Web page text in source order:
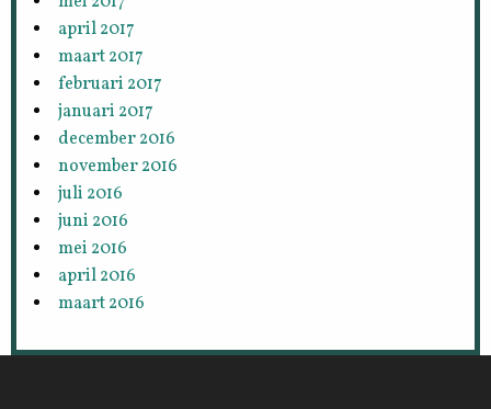
april 2017
maart 2017
februari 2017
januari 2017
december 2016
november 2016
juli 2016
juni 2016
mei 2016
april 2016
maart 2016